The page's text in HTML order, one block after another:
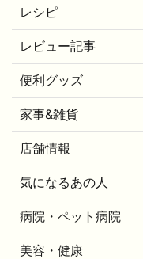
レシピ
レビュー記事
便利グッズ
家事&雑貨
店舗情報
気になるあの人
病院・ペット病院
美容・健康